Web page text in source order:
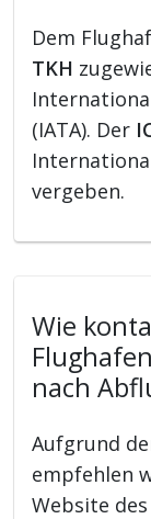
Dem
TKH
(IATA). Der
vergeben.
Wie
nach
Aufgrund
empfehlen
Website